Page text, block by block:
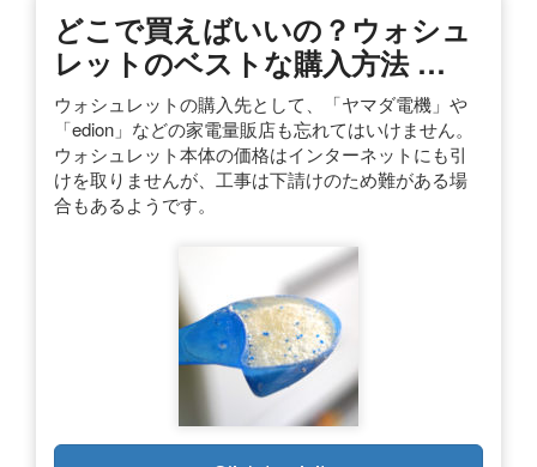
どこで買えばいいの？ウォシュ
レットのベストな購入方法 …
ウォシュレットの購入先として、「ヤマダ電機」や
「edion」などの家電量販店も忘れてはいけません。
ウォシュレット本体の価格はインターネットにも引
けを取りませんが、工事は下請けのため難がある場
合もあるようです。